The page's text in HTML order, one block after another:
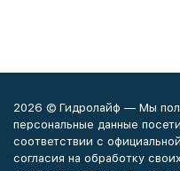
2026 © Гидролайф — Мы
персональные данные
соответствии с
согласия на обработку